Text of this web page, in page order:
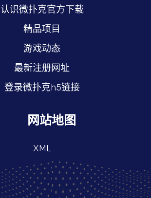
认识微扑克官方下载
精品项目
游戏动态
最新注册网址
登录微扑克h5链接
网站地图
XML